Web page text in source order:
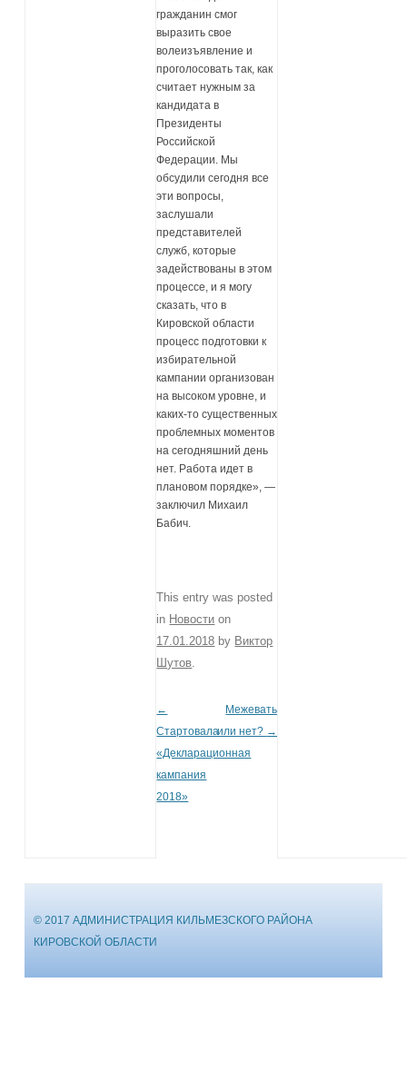
гражданин смог
выразить свое
волеизъявление и
проголосовать так, как
считает нужным за
кандидата в
Президенты
Российской
Федерации. Мы
обсудили сегодня все
эти вопросы,
заслушали
представителей
служб, которые
задействованы в этом
процессе, и я могу
сказать, что в
Кировской области
процесс подготовки к
избирательной
кампании организован
на высоком уровне, и
каких-то существенных
проблемных моментов
на сегодняшний день
нет. Работа идет в
плановом порядке», —
заключил Михаил
Бабич.
This entry was posted
in Новости on
17.01.2018 by Виктор
Шутов
Post navigation
←
Стартовала
«Декларационная
кампания
2018»
Межевать
или нет? →
© 2017 АДМИНИСТРАЦИЯ КИЛЬМЕЗСКОГО РАЙОНА
КИРОВСКОЙ ОБЛАСТИ